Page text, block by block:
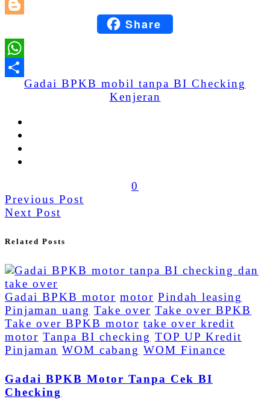
BloggerShare
Share
Gadai BPKB mobil tanpa BI Checking
Kenjeran
0
Previous Post
Next Post
Related Posts
Gadai BPKB motor motor Pindah leasing
Pinjaman uang Take over Take over BPKB
Take over BPKB motor take over kredit
motor Tanpa BI checking TOP UP Kredit
Pinjaman WOM cabang WOM Finance
Gadai BPKB Motor Tanpa Cek BI
Checking